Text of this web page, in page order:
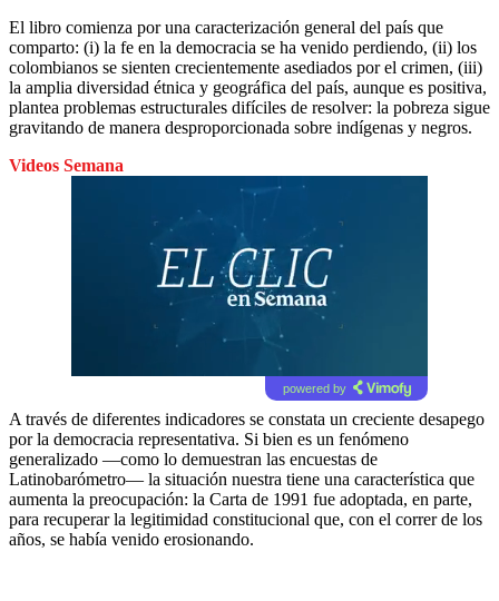
El libro comienza por una caracterización general del país que
comparto: (i) la fe en la democracia se ha venido perdiendo, (ii) los
colombianos se sienten crecientemente asediados por el crimen, (iii)
la amplia diversidad étnica y geográfica del país, aunque es positiva,
plantea problemas estructurales difíciles de resolver: la pobreza sigue
gravitando de manera desproporcionada sobre indígenas y negros.
Videos Semana
powered by
A través de diferentes indicadores se constata un creciente desapego
por la democracia representativa. Si bien es un fenómeno
generalizado —como lo demuestran las encuestas de
Latinobarómetro— la situación nuestra tiene una característica que
aumenta la preocupación: la Carta de 1991 fue adoptada, en parte,
para recuperar la legitimidad constitucional que, con el correr de los
años, se había venido erosionando.